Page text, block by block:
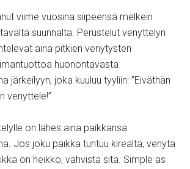
viime vuosina siipeensä melkein
suunnalta. Perustelut venyttelyn
aina pitkien venytysten
huonontavasta
järkeilyyn, joka kuuluu tyyliin: ”Eiväthän
venyttele!”
on lähes aina paikkansa
Jos joku paikka tuntuu kireältä, venytä
on heikko, vahvista sitä. Simple as